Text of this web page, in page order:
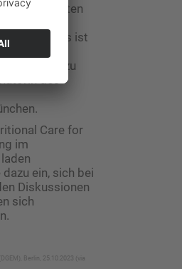
wir
Es ist
zu
des
Care for
im
ein, sich bei
Diskussionen
sich
Berlin, 25.10.2023 (via